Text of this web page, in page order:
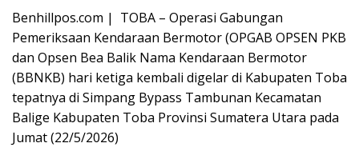
Benhillpos.com | TOBA – Operasi Gabungan
Pemeriksaan Kendaraan Bermotor (OPGAB OPSEN PKB
dan Opsen Bea Balik Nama Kendaraan Bermotor
(BBNKB) hari ketiga kembali digelar di Kabupaten Toba
tepatnya di Simpang Bypass Tambunan Kecamatan
Balige Kabupaten Toba Provinsi Sumatera Utara pada
Jumat (22/5/2026)